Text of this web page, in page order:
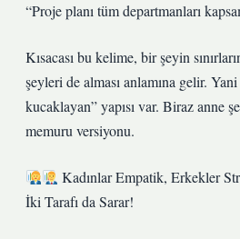
“Proje planı tüm departmanları
Kısacası bu kelime, bir şeyin
şeyleri de alması anlamına gelir.
kucaklayan” yapısı var. Biraz anne
memuru versiyonu.
Kadınlar Empatik, Erkekler
İki Tarafı da Sarar!